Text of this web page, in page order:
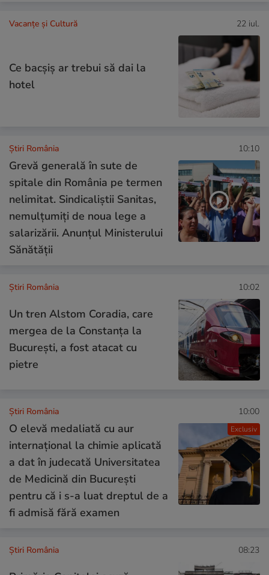
Vacanțe și Cultură 22 iul.
Ce bacşiş ar trebui să dai la
hotel
Știri România 10:10
Grevă generală în sute de
spitale din România pe termen
nelimitat. Sindicaliştii Sanitas,
nemulţumiţi de noua lege a
salarizării. Anunțul Ministerului
Sănătății
Știri România 10:02
Un tren Alstom Coradia, care
mergea de la Constanța la
București, a fost atacat cu
pietre
Exclusiv
Știri România 10:00
O elevă medaliată cu aur
internațional la chimie aplicată
a dat în judecată Universitatea
de Medicină din București
pentru că i s-a luat dreptul de a
fi admisă fără examen
Știri România 08:23